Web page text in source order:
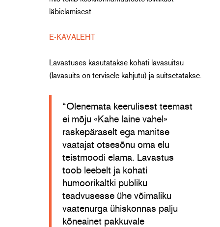
läbielamisest.
E-KAVALEHT
Lavastuses kasutatakse kohati lavasuitsu
(lavasuits on tervisele kahjutu) ja suitsetatakse.
“Olenemata keerulisest teemast
ei mõju «Kahe laine vahel»
raskepäraselt ega manitse
vaatajat otsesõnu oma elu
teistmoodi elama. Lavastus
toob leebelt ja kohati
humoorikaltki publiku
teadvusesse ühe võimaliku
vaatenurga ühiskonnas palju
kõneainet pakkuvale